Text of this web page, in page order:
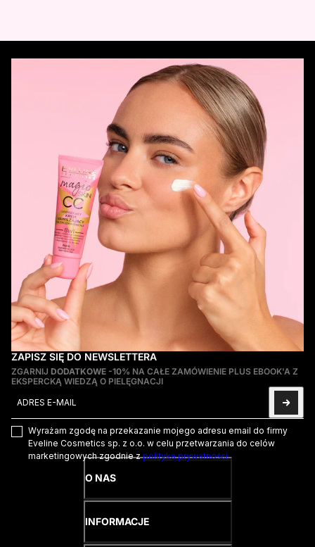
ZAPISZ SIĘ DO NEWSLETTERA
ZGARNIJ DODATKOWE -10% NA CAŁE ZAMÓWIENIE PLUS EBOOK'A Z
EKSPERCKĄ WIEDZĄ O PIELĘGNACJI
Wyrażam zgodę na przekazanie mojego adresu email do firmy
Eveline Cosmetics sp. z o.o. w celu przetwarzania do celów
marketingowych zgodnie zpolityką prywatności.
Ta strona jest chroniona przez hCaptcha i obowiązują na niej
O NAS
INFORMACJE